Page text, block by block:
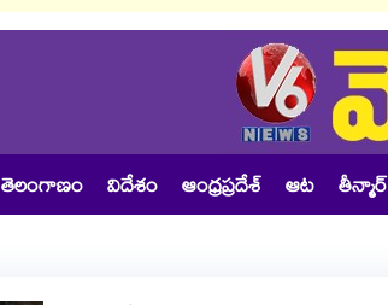
తెలంగాణం విదేశం ఆంధ్రప్రదేశ్ ఆట తీన్మార్